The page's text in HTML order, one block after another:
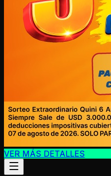
VER MÁS DETALLES